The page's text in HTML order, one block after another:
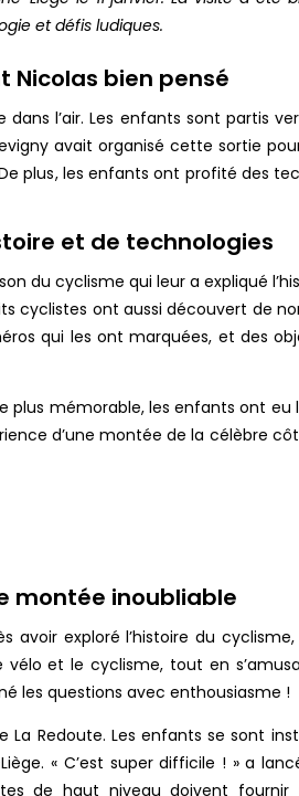
et défis ludiques.
Nicolas bien pensé
l’air. Les enfants sont partis
avait organisé cette sortie
plus, les enfants ont profité des
et de technologies
du cyclisme qui leur a expliqué
cyclistes ont aussi découvert de
qui les ont marquées, et des
plus mémorable, les enfants ont
d’une montée de la célèbre
montée inoubliable
avoir exploré l’histoire du
et le cyclisme, tout en
les questions avec enthousiasme !
Redoute. Les enfants se sont
« C’est super difficile ! » a
de haut niveau doivent